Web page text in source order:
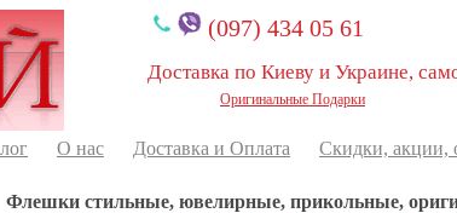
(097) 434 05 61
Доставка по Киеву и Украине,
Оригинальные Подарки
О нас Доставка и Оплата Скидки, акции,
Флешки стильные, ювелирные, прикольные,